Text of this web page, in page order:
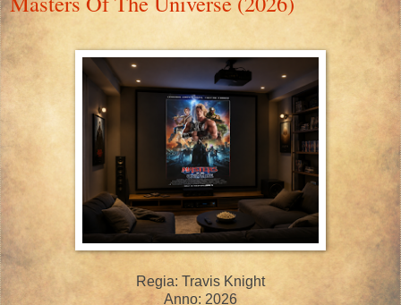
Regia: Travis Knight
Anno: 2026